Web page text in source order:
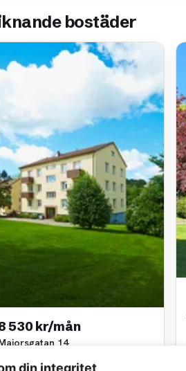
din integritet
bostäder
530 kr/mån
14